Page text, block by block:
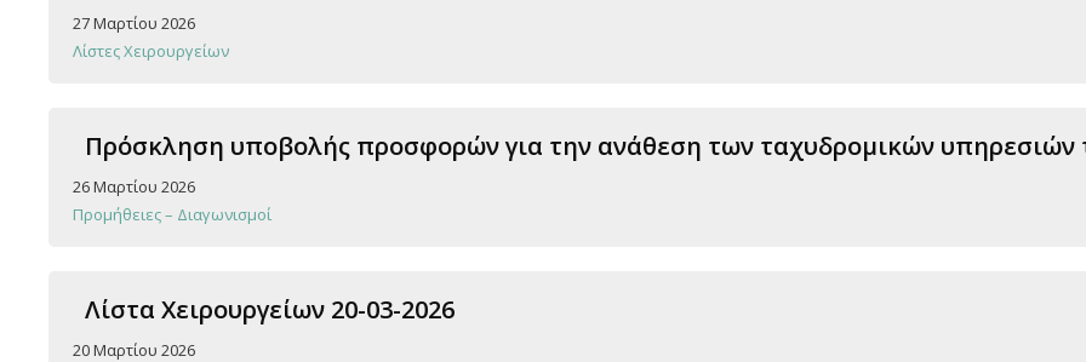
27 Μαρτίου 2026
Λίστες Χειρουργείων
Πρόσκληση υποβολής προσφορών για την ανάθεση των ταχυδρομικών
26 Μαρτίου 2026
Προμήθειες – Διαγωνισμοί
Λίστα Χειρουργείων 20-03-2026
20 Μαρτίου 2026